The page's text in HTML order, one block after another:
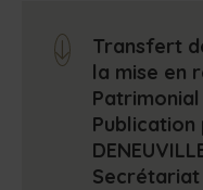
arrow_down
Transfert
la mise en
Secrétariat